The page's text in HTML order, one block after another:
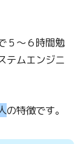
５〜６時間勉
テムエンジニ
の特徴です。